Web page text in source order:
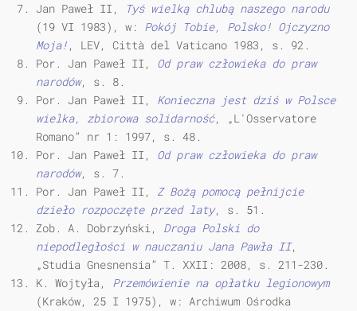
Jan Paweł II,
Tyś wielką chlubą naszego narodu
(19 VI 1983), w: Pokój Tobie, Polsko! Ojczyzno
Moja! , LEV, Città del Vaticano 1983, s. 92.
Por. Jan Paweł II, Od praw człowieka do praw
narodów, s. 8.
Por. Jan Paweł II, Konieczna jest dziś w Polsce
wielka, zbiorowa solidarność, „L'Osservatore
Romano” nr 1: 1997, s. 48.
Por. Jan Paweł II, Od praw człowieka do praw
narodów, s. 7.
Por. Jan Paweł II, Z Bożą pomocą pełnijcie
dzieło rozpoczęte przed laty, s. 51.
Zob. A. Dobrzyński, Droga Polski do
niepodległości w nauczaniu Jana Pawła II,
„Studia Gnesnensia” T. XXII: 2008, s. 211-230.
K. Wojtyła, Przemówienie na opłatku legionowym
(Kraków, 25 I 1975), w: Archiwum Ośrodka